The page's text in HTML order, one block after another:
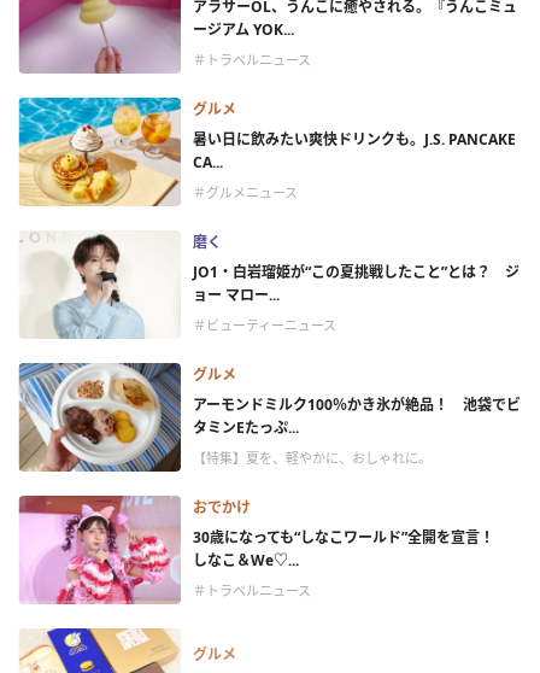
アラサーOL、うんこに癒やされる。『うんこミュ
ージアム YOK...
＃トラベルニュース
グルメ
暑い日に飲みたい爽快ドリンクも。J.S. PANCAKE
CA...
＃グルメニュース
磨く
JO1・白岩瑠姫が“この夏挑戦したこと”とは？ ジ
ョー マロー...
＃ビューティーニュース
グルメ
アーモンドミルク100％かき氷が絶品！ 池袋でビ
タミンEたっぷ...
【特集】夏を、軽やかに、おしゃれに。
おでかけ
30歳になっても“しなこワールド”全開を宣言！
しなこ＆We♡...
＃トラベルニュース
グルメ